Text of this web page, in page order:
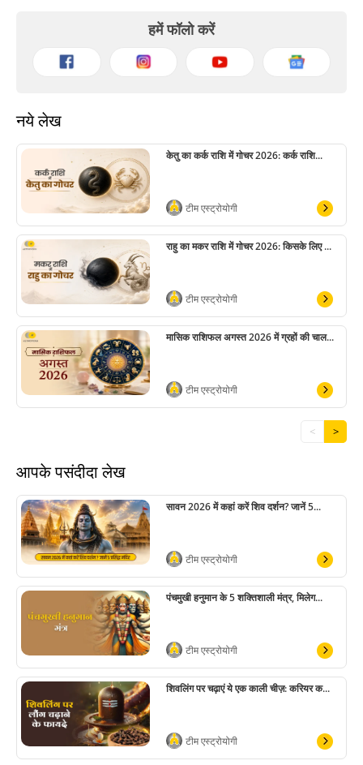
हमें फॉलो करें
नये लेख
केतु का कर्क राशि में गोचर 2026: कर्क राशि...
टीम एस्ट्रोयोगी
राहु का मकर राशि में गोचर 2026: किसके लिए ...
टीम एस्ट्रोयोगी
मासिक राशिफल अगस्त 2026 में ग्रहों की चाल...
टीम एस्ट्रोयोगी
< >
आपके पसंदीदा लेख
सावन 2026 में कहां करें शिव दर्शन? जानें 5...
टीम एस्ट्रोयोगी
पंचमुखी हनुमान के 5 शक्तिशाली मंत्र, मिलेग...
टीम एस्ट्रोयोगी
शिवलिंग पर चढ़ाएं ये एक काली चीज़: करियर क...
टीम एस्ट्रोयोगी